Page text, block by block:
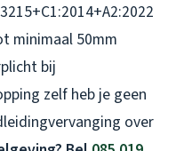
minimaal 50mm
bij
zelf heb je geen
over